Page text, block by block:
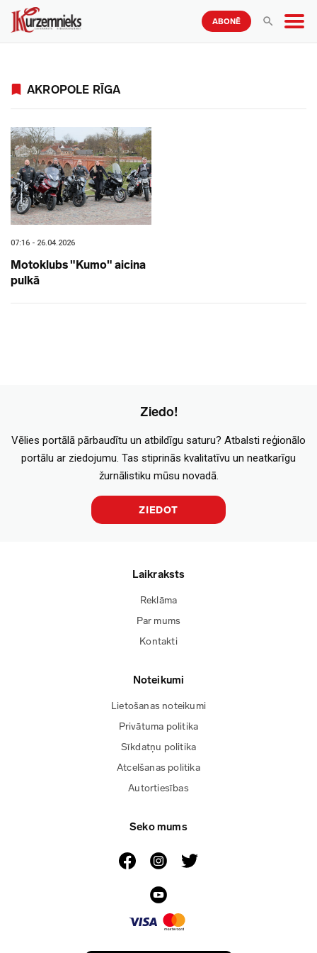
ABONĒ
AKROPOLE RĪGA
07:16 - 26.04.2026
Motoklubs "Kumo" aicina
pulkā
Ziedo!
Vēlies portālā pārbaudītu un atbildīgu saturu? Atbalsti reģionālo
portālu ar ziedojumu. Tas stiprinās kvalitatīvu un neatkarīgu
žurnālistiku mūsu novadā.
ZIEDOT
Laikraksts
Reklāma
Par mums
Kontakti
Noteikumi
Lietošanas noteikumi
Privātuma politika
Sīkdatņu politika
Atcelšanas politika
Autortiesības
Seko mums